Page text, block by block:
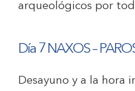
arqueológicos por
Día 7 NAXOS –
Desayuno y a la hora